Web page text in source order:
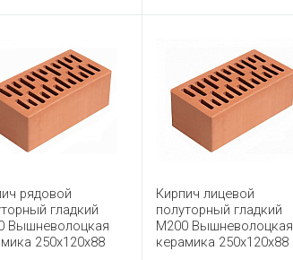
рядовой
гладкий
Вышневолоцкая
250x120x88
Кирпич лицевой
полуторный гладкий
М200 Вышневолоцкая
керамика 250x120x88